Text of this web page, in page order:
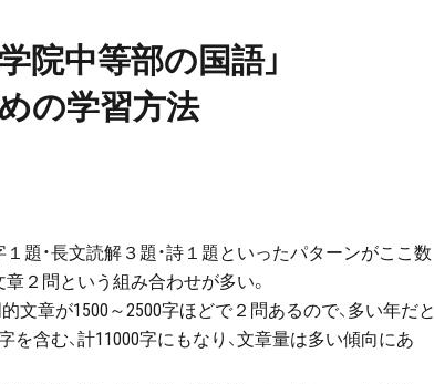
院中等部の国語」
の学習方法
題・長文読解３題・詩１題といったパターンがここ数
２問という組み合わせが多い。
文章が1500～2500字ほどで２問あるので、多い年だと
を含む、計11000字にもなり、文章量は多い傾向にあ